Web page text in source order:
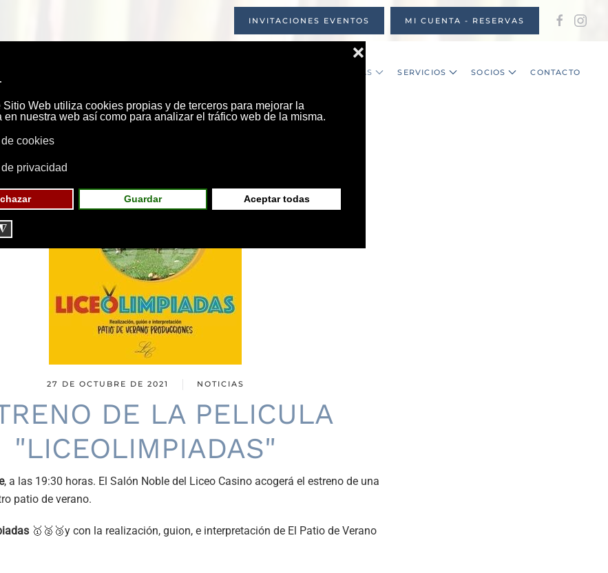
INVITACIONES EVENTOS MI CUENTA - RESERVAS
NOTICIAS SERVICIOS SOCIOS CONTACTO
27 DE OCTUBRE DE 2021 NOTICIAS
DE LA PELICULA
"LICEOLIMPIADAS"
, a las 19:30 horas. El Salón Noble del Liceo Casino acogerá el estreno de una
patio de verano.
🥇🥈🥉y con la realización, guion, e interpretación de El Patio de Verano